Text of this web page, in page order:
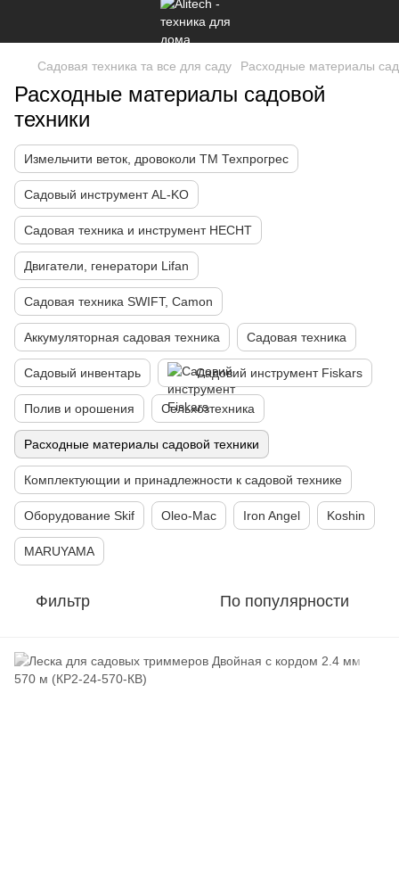
Садовая техника та все для саду Расходные материалы
Расходные материалы садовой
техники
Измельчити веток, дровоколи ТМ Техпрогрес
Садовый инструмент AL-KO
Садовая техника и инструмент HECHT
Двигатели, генератори Lifan
Садовая техника SWIFT, Camon
Аккумуляторная садовая техника Садовая техника
Садовый инвентарь Садовий инструмент Fiskars
Полив и орошения Сельхозтехника
Расходные материалы садовой техники
Комплектующии и принадлежности к садовой технике
Оборудование Skif Oleo-Mac Iron Angel Koshin
MARUYAMA
Фильтр По популярности